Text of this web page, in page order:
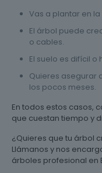
Vas a plantar en
El árbol puede
o cables.
El suelo es difícil
Quieres asegurar
los pocos meses.
En todos estos casos,
que cuestan tiempo y
¿Quieres que tu árbol
Llámanos y nos
árboles profesional en